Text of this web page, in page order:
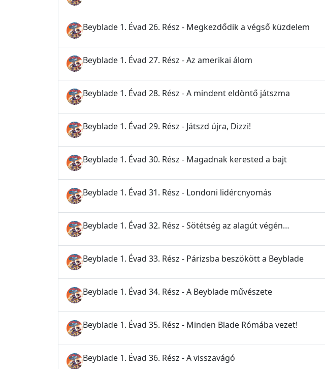
Beyblade 1. Évad 26. Rész - Megkezdődik a végső küzdelem
Beyblade 1. Évad 27. Rész - Az amerikai álom
Beyblade 1. Évad 28. Rész - A mindent eldöntő játszma
Beyblade 1. Évad 29. Rész - Játszd újra, Dizzi!
Beyblade 1. Évad 30. Rész - Magadnak kerested a bajt
Beyblade 1. Évad 31. Rész - Londoni lidércnyomás
Beyblade 1. Évad 32. Rész - Sötétség az alagút végén…
Beyblade 1. Évad 33. Rész - Párizsba beszökött a Beyblade
Beyblade 1. Évad 34. Rész - A Beyblade művészete
Beyblade 1. Évad 35. Rész - Minden Blade Rómába vezet!
Beyblade 1. Évad 36. Rész - A visszavágó